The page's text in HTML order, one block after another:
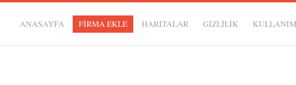
ANASAYFA FİRMA EKLE HARİTALAR GIZLILIK